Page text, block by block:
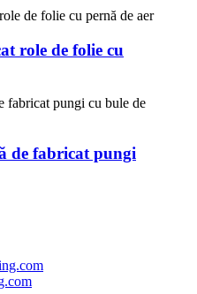
role de folie cu
de fabricat pungi